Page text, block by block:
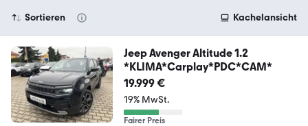
Sortieren Kachelansicht
Jeep Avenger Altitude 1.2
*KLIMA*Carplay*PDC*CAM*
19.999 €
19% MwSt.
Fairer Preis